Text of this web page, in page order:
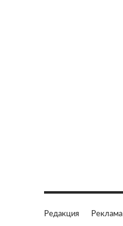
Редакция Реклама